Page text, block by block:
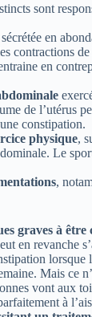
sont
en
contractions
en
de l’utérus
constipation.
physique,
Le
,
graves à être
en revanche
lorsque
Mais ce
vont aux
à